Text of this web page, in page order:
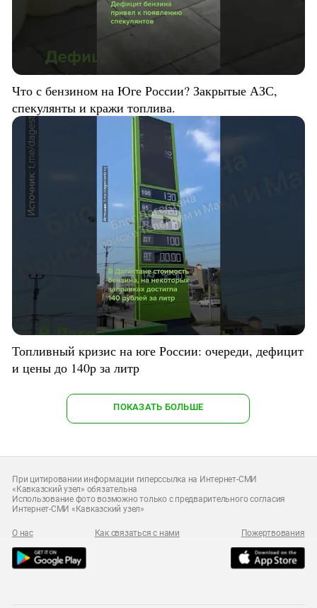
Что с бензином на Юге России? Закрытые АЗС,
спекулянты и кражи топлива.
Топливный кризис на юге России: очереди, дефицит
и цены до 140р за литр
ПОКАЗАТЬ БОЛЬШЕ
При цитировании информации гиперссылка на Интернет-СМИ
«Кавказский узел» обязательна
Использование фото возможно только с предварительного согласия
Интернет-СМИ «Кавказский узел»
О нас Как связаться с нами Пожертвования